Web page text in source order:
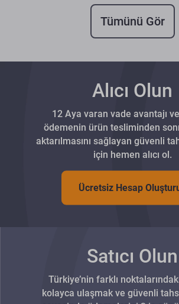
Tümünü Gör
Alıcı Olun
12 Aya varan vade avantajı
ödemenin ürün tesliminden
aktarılmasını sağlayan güvenli
için hemen alıcı ol.
Ücretsiz Hesap
Satıcı Olun
Türkiye’nin farklı
kolayca ulaşmak ve güvenli